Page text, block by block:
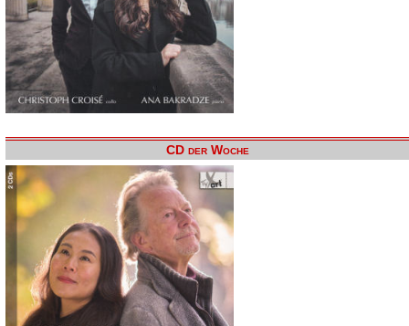
CD der Woche